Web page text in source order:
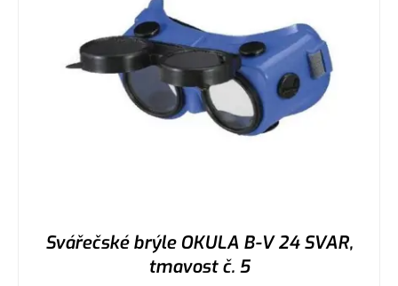
Svářečské brýle OKULA B-V 24 SVAR,
tmavost č. 5